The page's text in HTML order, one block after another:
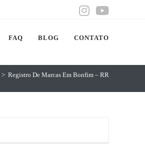
FAQ BLOG CONTATO
> Registro De Marcas Em Bonfim – RR